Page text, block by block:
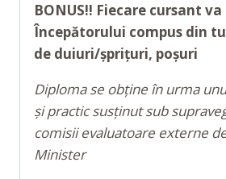
BONUS!! Fiecare cursant
Începătorului compus din
de duiuri/șprițuri, poșuri
Diploma se obține în urma
și practic susținut sub
comisii evaluatoare externe
Minister